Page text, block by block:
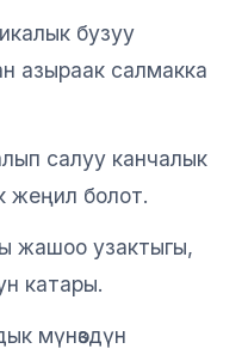
бузуу
азыраак салмакка
салуу канчалык
жеңил болот.
жашоо узактыгы,
катары.
мүнөздүн